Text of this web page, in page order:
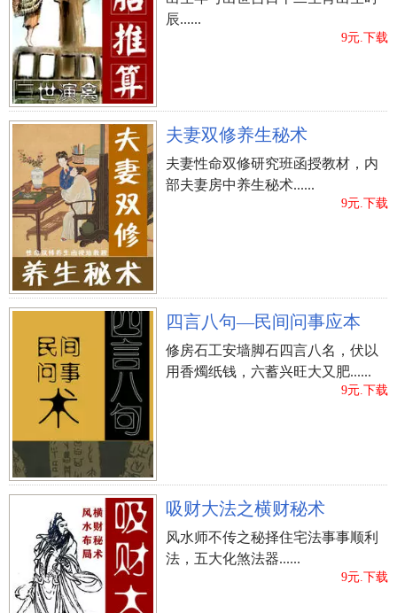
辰......
9元.下载
夫妻双修养生秘术
夫妻性命双修研究班函授教材，内
部夫妻房中养生秘术......
9元.下载
四言八句—民间问事应本
修房石工安墙脚石四言八名，伏以
用香燭纸钱，六蓄兴旺大又肥......
9元.下载
吸财大法之横财秘术
风水师不传之秘择住宅法事事顺利
法，五大化煞法器......
9元.下载